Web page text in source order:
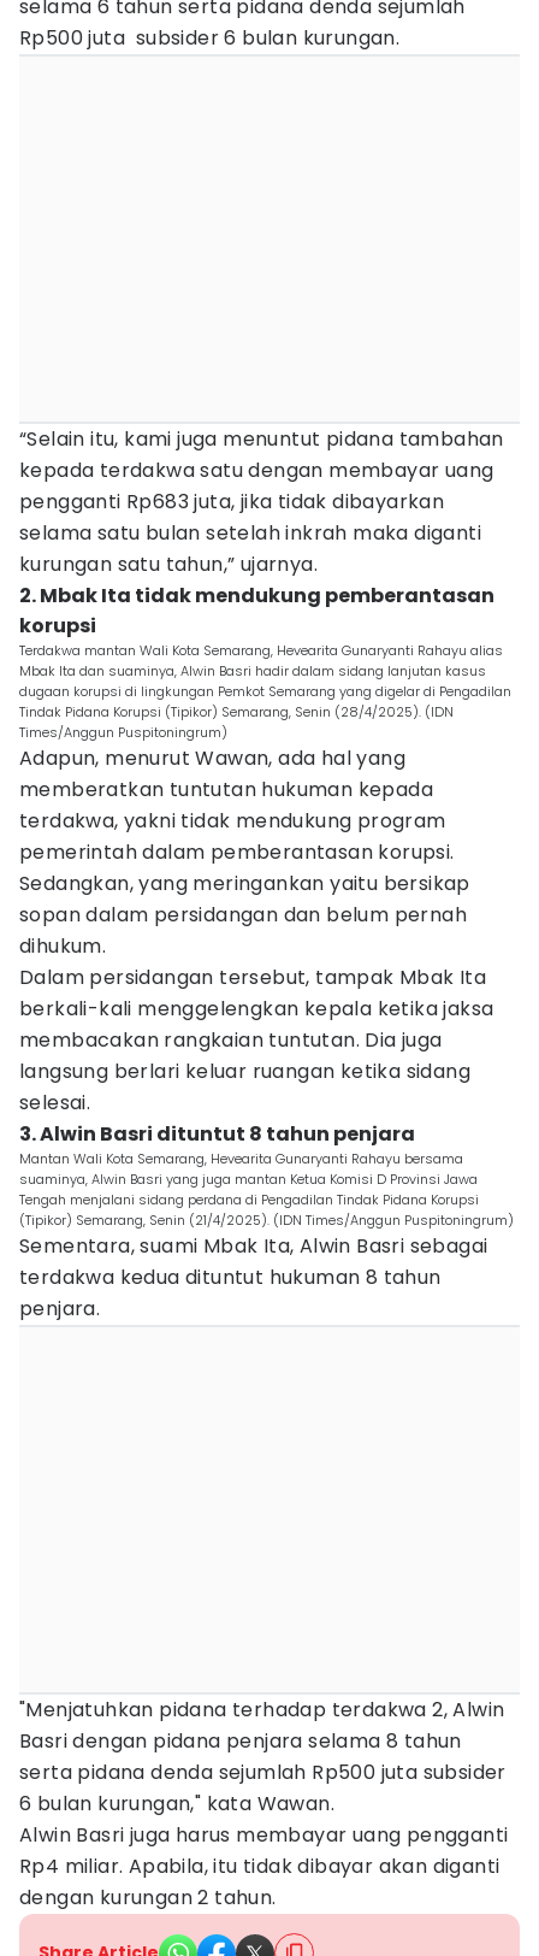
selama 6 tahun serta pidana denda sejumlah
Rp500 juta subsider 6 bulan kurungan.
“Selain itu, kami juga menuntut pidana tambahan
kepada terdakwa satu dengan membayar uang
pengganti Rp683 juta, jika tidak dibayarkan
selama satu bulan setelah inkrah maka diganti
kurungan satu tahun,” ujarnya.
2. Mbak Ita tidak mendukung pemberantasan
korupsi
Terdakwa mantan Wali Kota Semarang, Hevearita Gunaryanti Rahayu alias
Mbak Ita dan suaminya, Alwin Basri hadir dalam sidang lanjutan kasus
dugaan korupsi di lingkungan Pemkot Semarang yang digelar di Pengadilan
Tindak Pidana Korupsi (Tipikor) Semarang, Senin (28/4/2025). (IDN
Times/Anggun Puspitoningrum)
Adapun, menurut Wawan, ada hal yang
memberatkan tuntutan hukuman kepada
terdakwa, yakni tidak mendukung program
pemerintah dalam pemberantasan korupsi.
Sedangkan, yang meringankan yaitu bersikap
sopan dalam persidangan dan belum pernah
dihukum.
Dalam persidangan tersebut, tampak Mbak Ita
berkali-kali menggelengkan kepala ketika jaksa
membacakan rangkaian tuntutan. Dia juga
langsung berlari keluar ruangan ketika sidang
selesai.
3. Alwin Basri dituntut 8 tahun penjara
Mantan Wali Kota Semarang, Hevearita Gunaryanti Rahayu bersama
suaminya, Alwin Basri yang juga mantan Ketua Komisi D Provinsi Jawa
Tengah menjalani sidang perdana di Pengadilan Tindak Pidana Korupsi
(Tipikor) Semarang, Senin (21/4/2025). (IDN Times/Anggun Puspitoningrum)
Sementara, suami Mbak Ita, Alwin Basri sebagai
terdakwa kedua dituntut hukuman 8 tahun
penjara.
"Menjatuhkan pidana terhadap terdakwa 2, Alwin
Basri dengan pidana penjara selama 8 tahun
serta pidana denda sejumlah Rp500 juta subsider
6 bulan kurungan," kata Wawan.
Alwin Basri juga harus membayar uang pengganti
Rp4 miliar. Apabila, itu tidak dibayar akan diganti
dengan kurungan 2 tahun.